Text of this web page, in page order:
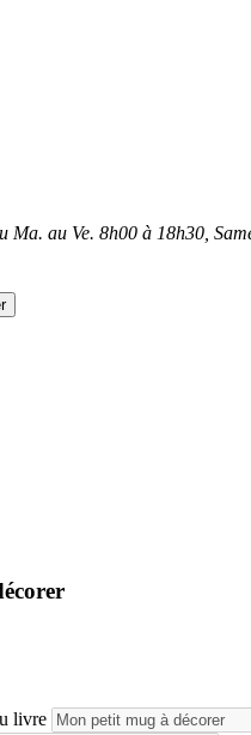
Ma. au Ve. 8h00 à 18h30,
livre